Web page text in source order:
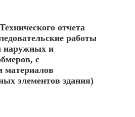
отчета
работы
наружных и
с
материалов
элементов здания)